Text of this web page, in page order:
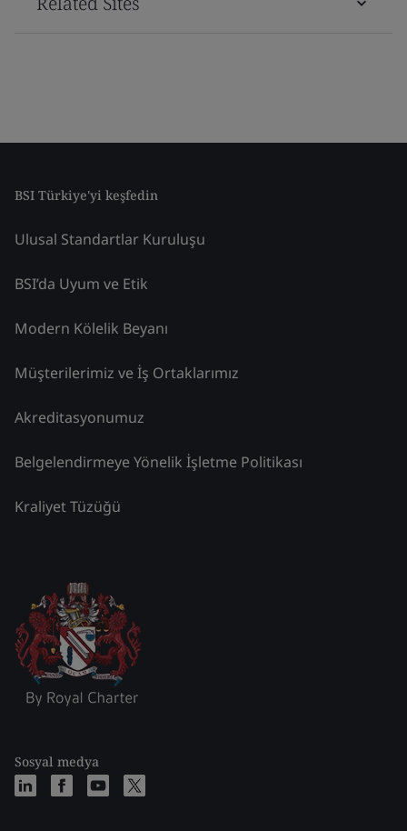
BSI Türkiye'yi keşfedin
Ulusal Standartlar Kuruluşu
BSI’da Uyum ve Etik
Modern Kölelik Beyanı
Müşterilerimiz ve İş Ortaklarımız
Akreditasyonumuz
Belgelendirmeye Yönelik İşletme Politikası
Kraliyet Tüzüğü
Sosyal medya